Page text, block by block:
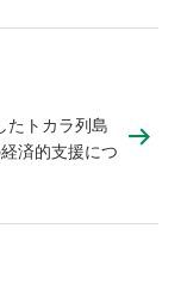
たトカラ列島
済的支援につ